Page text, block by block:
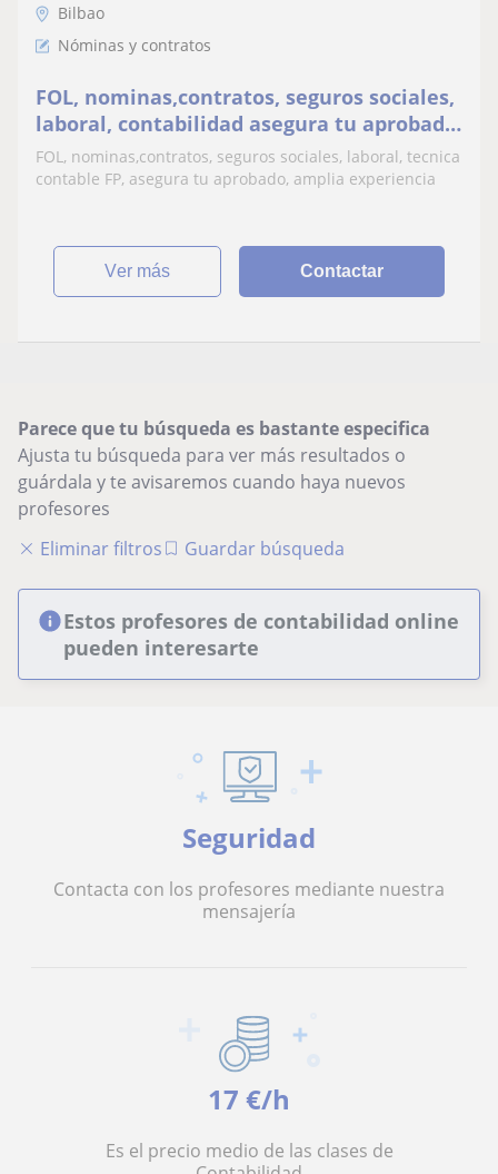
Bilbao
Nóminas y contratos
FOL, nominas,contratos, seguros sociales,
laboral, contabilidad asegura tu aprobado,
amplia experiencia
FOL, nominas,contratos, seguros sociales, laboral, tecnica
contable FP, asegura tu aprobado, amplia experiencia
ver más Contactar
Parece que tu búsqueda es bastante especifica
Ajusta tu búsqueda para ver más resultados o
guárdala y te avisaremos cuando haya nuevos
profesores
Eliminar filtros
Guardar búsqueda
Estos profesores de contabilidad online
pueden interesarte
Seguridad
Contacta con los profesores mediante nuestra
mensajería
17 €/h
Es el precio medio de las clases de